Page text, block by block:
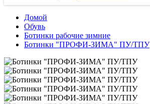
Домой
Обувь
Ботинки рабочие зимние
Ботинки "ПРОФИ-ЗИМА" ПУ/ТПУ